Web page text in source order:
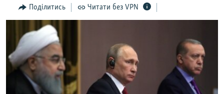
Перейти
до
пошуку
ПОГЛЯД
ІНТЕРВ'Ю
ВСЕ ЗА ДЕНЬ
СПЕЦПРОЕКТИ
ДЕПОРТАЦІЯ
ЯК ОБІЙТИ БЛОКУВАННЯ
Поділитись Читати без VPN